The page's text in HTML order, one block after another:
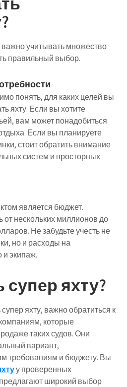
учитывать множество
правильный выбор.
понять, для каких целей вы
яхту. Если вы хотите
вам может понадобиться
Если вы планируете
стоит обратить внимание
систем и просторных
является бюджет.
от нескольких миллионов до
Не забудьте учесть не
но и расходы на
и экипаж.
супер яхту?
яхту, важно обратиться к
которые
таких судов. Они
вариант,
требованиям и бюджету. Вы
у проверенных
широкий выбор